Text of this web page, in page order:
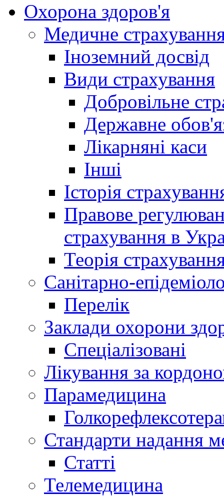
Охорона здоров'я
Медичне
Іноземний досвід
Види страхування
Добровільне
Державне
Лікарняні каси
Інші
Історія
Правове
страхування в
Теорія
Санітарно-
Перелік
Заклади охорони
Спеціалізовані
Лікування за
Парамедицина
Стандарти надання
Статті
Телемедицина